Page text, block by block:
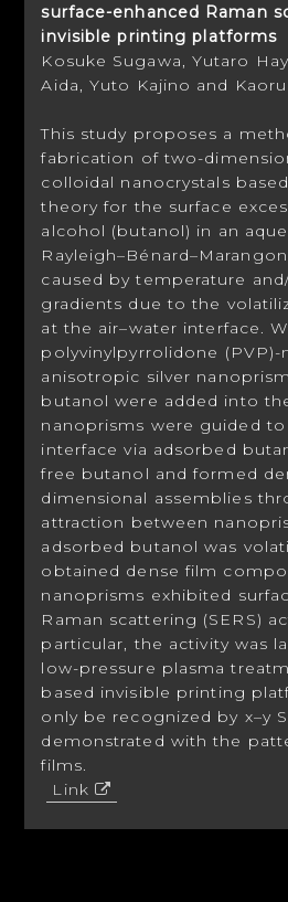
surface-enhanced Raman
invisible printing platforms
Kosuke Sugawa, Yutaro
Aida, Yuto Kajino and Kaoru
This study proposes a
fabrication of two-
colloidal nanocrystals
theory for the surface
alcohol (butanol) in an
caused by temperature
gradients due to the
at the air–water interface.
polyvinylpyrrolidone (PVP)-
anisotropic silver
butanol were added into
nanoprisms were guided
interfacevia adsorbed
free butanol and formed
dimensional assemblies
attraction between
adsorbed butanol was
obtained dense film
nanoprisms exhibited
Raman scattering (SERS)
particular, the activity was
low-pressure plasma
based invisible printing
only be recognized by x–y
demonstrated with the
films.
Link